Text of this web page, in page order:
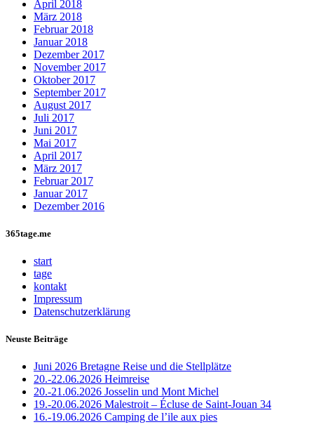
April 2018
März 2018
Februar 2018
Januar 2018
Dezember 2017
November 2017
Oktober 2017
September 2017
August 2017
Juli 2017
Juni 2017
Mai 2017
April 2017
März 2017
Februar 2017
Januar 2017
Dezember 2016
365tage.me
start
tage
kontakt
Impressum
Datenschutzerklärung
Neuste Beiträge
Juni 2026 Bretagne Reise und die Stellplätze
20.-22.06.2026 Heimreise
20.-21.06.2026 Josselin und Mont Michel
19.-20.06.2026 Malestroit – Écluse de Saint-Jouan 34
16.-19.06.2026 Camping de l’ile aux pies